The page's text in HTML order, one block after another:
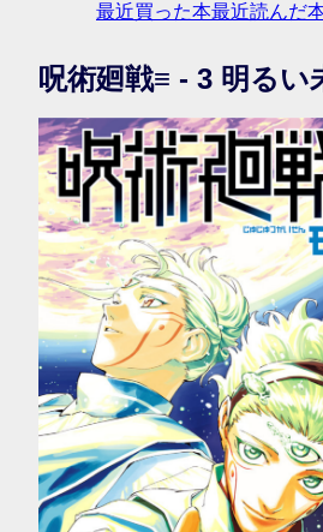
最近買った本最近読んだ
呪術廻戦≡ - 3 明るい